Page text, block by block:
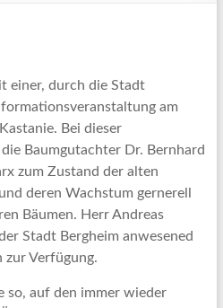
einer, durch die Stadt
am
Bei dieser
Baumgutachter Dr. Bernhard
zum Zustand der alten
deren Wachstum gernerell
Bäumen. Herr Andreas
Stadt Bergheim anwesened
zur Verfügung.
so, auf den immer wieder